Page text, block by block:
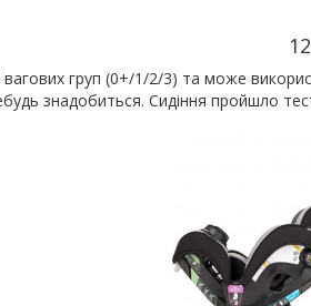
вагових груп (0+/1/2/3) та може
знадобиться. Сидіння пройшло